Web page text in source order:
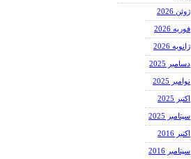
ژوئن 2026
فوریه 2026
ژانویه 2026
دسامبر 2025
نوامبر 2025
اکتبر 2025
سپتامبر 2025
اکتبر 2016
سپتامبر 2016